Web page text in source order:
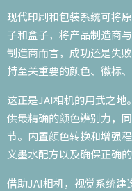
现代印刷和包装系统可将
子和盒子，将产品制造商
制造商而言，成功还是失
持至关重要的颜色、徽标
这正是JAI相机的用武之地
供最精确的颜色辨别力，
节。内置颜色转换和增强
义墨水配方以及确保正确
借助JAI相机，视觉系统建